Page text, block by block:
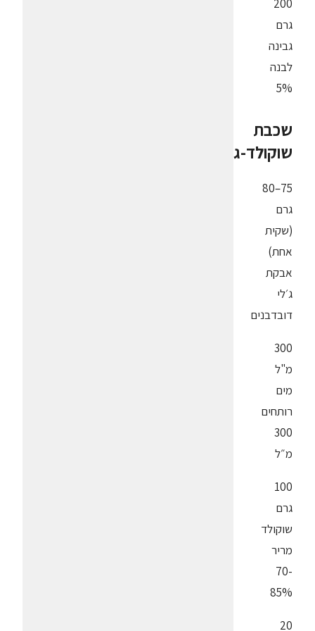
200
גרם
גבינה
לבנה
5%
שכבת
שוקולד-ג׳לי
75–80
גרם
(שקית
אחת)
אבקת
ג׳לי
דובדבנים
300
מ"ל
מים
רותחים
300
מ״ל
100
גרם
שוקולד
מריר
70-
85%
20